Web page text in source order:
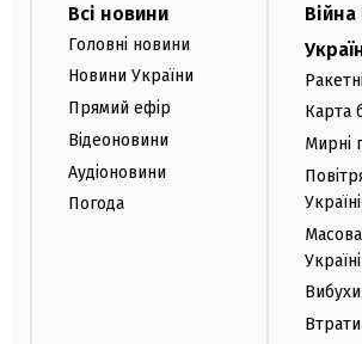
Всі новини
Головні новини
Новини України
Прямий ефір
Відеоновини
Аудіоновини
Погода
Війна
Карта
Мирні
Україні
Україні
Вибухи